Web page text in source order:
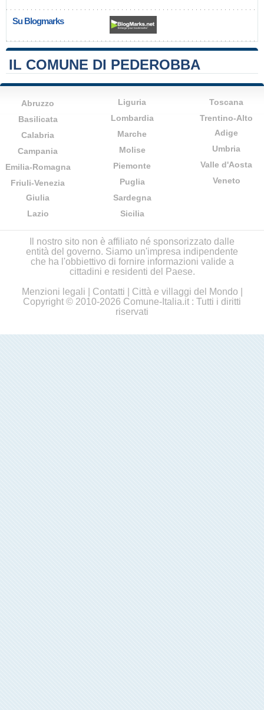
Su Blogmarks
IL COMUNE DI PEDEROBBA
Abruzzo
Basilicata
Calabria
Campania
Emilia-Romagna
Friuli-Venezia
Giulia
Lazio
Liguria
Lombardia
Marche
Molise
Piemonte
Puglia
Sardegna
Sicilia
Toscana
Trentino-Alto
Adige
Umbria
Valle d'Aosta
Veneto
Il nostro sito non è affiliato né sponsorizzato dalle
entità del governo. Siamo un'impresa indipendente
che ha l'obbiettivo di fornire informazioni valide a
cittadini e residenti del Paese.
Menzioni legali
Contatti Città e villaggi del Mondo
Copyright © 2010-2026 Comune-Italia.it : Tutti i diritti
riservati